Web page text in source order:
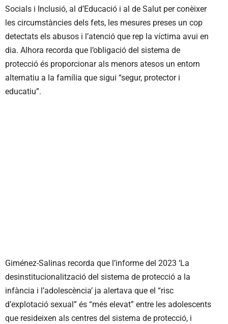
Socials i Inclusió, al d’Educació i al de Salut per conèixer
les circumstàncies dels fets, les mesures preses un cop
detectats els abusos i l’atenció que rep la víctima avui en
dia. Alhora recorda que l’obligació del sistema de
protecció és proporcionar als menors atesos un entorn
alternatiu a la família que sigui “segur, protector i
educatiu”.
Giménez-Salinas recorda que l’informe del 2023 ‘La
desinstitucionalització del sistema de protecció a la
infància i l’adolescència’ ja alertava que el “risc
d’explotació sexual” és “més elevat” entre les adolescents
que resideixen als centres del sistema de protecció, i